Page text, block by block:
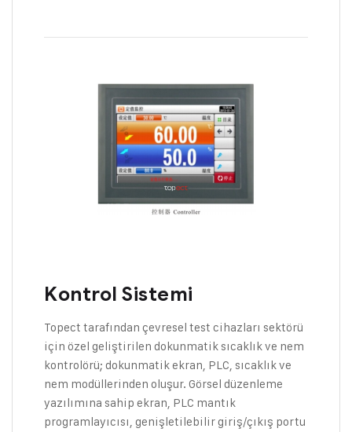
Kontrol Sistemi
Topect tarafından çevresel test cihazları sektörü
için özel geliştirilen dokunmatik sıcaklık ve nem
kontrolörü; dokunmatik ekran, PLC, sıcaklık ve
nem modüllerinden oluşur. Görsel düzenleme
yazılımına sahip ekran, PLC mantık
programlayıcısı, genişletilebilir giriş/çıkış portu